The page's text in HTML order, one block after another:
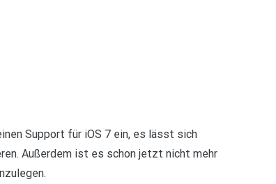
Support für iOS 7 ein, es lässt sich
Außerdem ist es schon jetzt nicht mehr